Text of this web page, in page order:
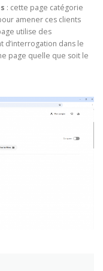
: cette page catégorie
amener ces clients
utilise des
d’interrogation dans le
page quelle que soit le